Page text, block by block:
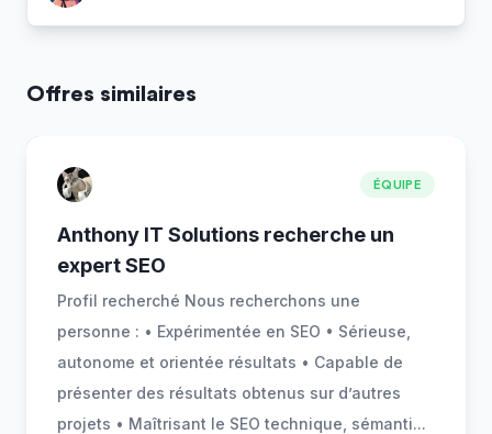
Offres similaires
ÉQUIPE
Anthony IT Solutions recherche un
expert SEO
Profil recherché Nous recherchons une
personne : • Expérimentée en SEO • Sérieuse,
autonome et orientée résultats • Capable de
présenter des résultats obtenus sur d’autres
projets • Maîtrisant le SEO technique, sémanti...